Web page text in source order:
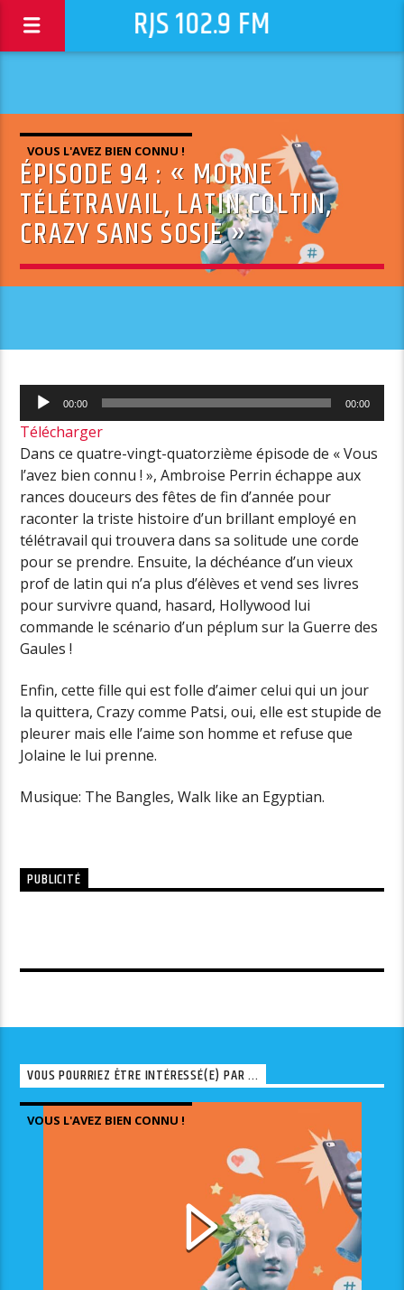
RJS 102.9 FM
VOUS L'AVEZ BIEN CONNU !
ÉPISODE 94 : « MORNE
TÉLÉTRAVAIL, LATIN COLTIN,
CRAZY SANS SOSIE »
Lecteur
audio
00:00 00:00
Télécharger
Dans ce quatre-vingt-quatorzième épisode de « Vous
l’avez bien connu ! », Ambroise Perrin échappe aux
rances douceurs des fêtes de fin d’année pour
raconter la triste histoire d’un brillant employé en
télétravail qui trouvera dans sa solitude une corde
pour se prendre. Ensuite, la déchéance d’un vieux
prof de latin qui n’a plus d’élèves et vend ses livres
pour survivre quand, hasard, Hollywood lui
commande le scénario d’un péplum sur la Guerre des
Gaules !
Enfin, cette fille qui est folle d’aimer celui qui un jour
la quittera, Crazy comme Patsi, oui, elle est stupide de
pleurer mais elle l’aime son homme et refuse que
Jolaine le lui prenne.
Musique: The Bangles, Walk like an Egyptian.
PUBLICITÉ
VOUS POURRIEZ ÊTRE INTÉRESSÉ(E) PAR ...
VOUS L'AVEZ BIEN CONNU !